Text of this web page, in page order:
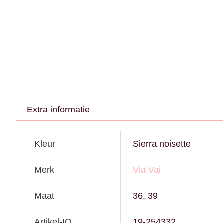
Extra informatie
Kleur Sierra noisette
Merk Via Vai
Maat 36, 39